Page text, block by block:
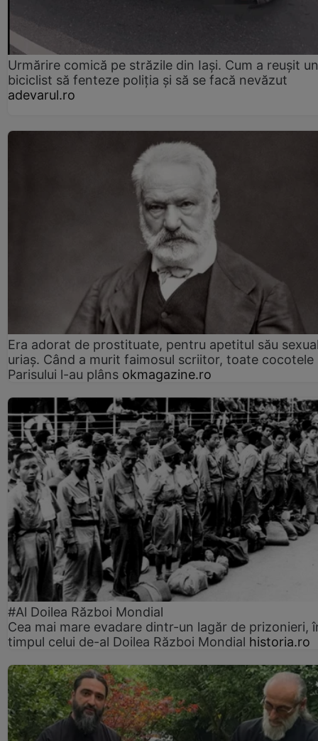
Urmărire comică pe străzile din Iași. Cum a reușit un
biciclist să fenteze poliția și să se facă nevăzut
adevarul.ro
Era adorat de prostituate, pentru apetitul său
uriaș. Când a murit faimosul scriitor, toate cocotele
Parisului l-au plâns okmagazine.ro
#Al Doilea Război Mondial
Cea mai mare evadare dintr-un lagăr de prizonieri,
timpul celui de-al Doilea Război Mondial historia.ro